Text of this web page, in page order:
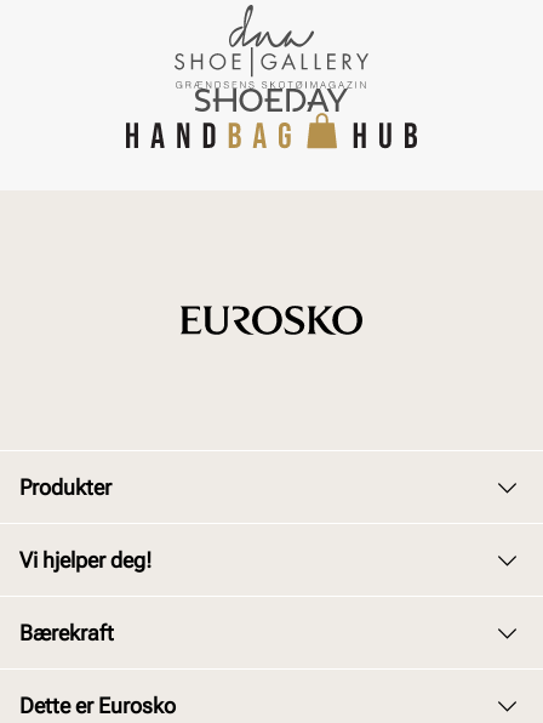
Produkter
Barn
Vi hjelper deg!
Kjøpsbetingelser
Bærekraft
Dette er Eurosko